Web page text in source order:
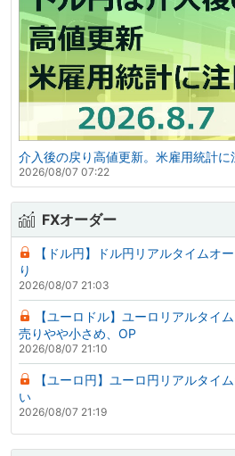
介入後の戻り高値更新。米雇用統計に
2026/08/07 07:22
FXオーダー
【ドル円】ドル円リアルタイム
り
2026/08/07 21:03
【ユーロドル】ユーロリアルタイ
売りやや小さめ、OP
2026/08/07 21:10
【ユーロ円】ユーロ円リアルタ
い
2026/08/07 21:19